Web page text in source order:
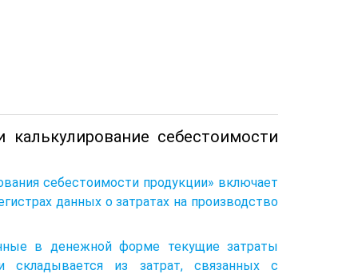
себестоимости
себестоимости продукции» включает
данных о затратах на производство
в денежной форме текущие затраты
складывается из затрат, связанных с